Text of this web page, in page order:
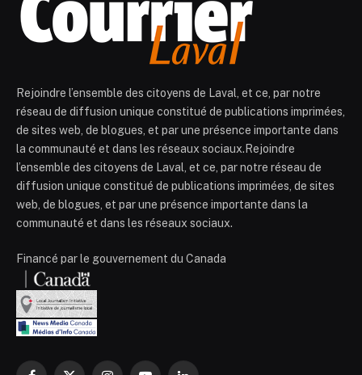
Rejoindre l’ensemble des citoyens de Laval, et ce, par notre
réseau de diffusion unique constitué de publications imprimées,
de sites web, de blogues, et par une présence importante dans
la communauté et dans les réseaux sociaux.Rejoindre
l’ensemble des citoyens de Laval, et ce, par notre réseau de
diffusion unique constitué de publications imprimées, de sites
web, de blogues, et par une présence importante dans la
communauté et dans les réseaux sociaux.
Financé par le gouvernement du Canada